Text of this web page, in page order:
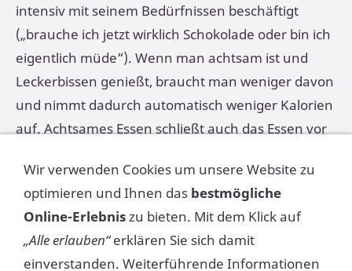
intensiv mit seinem Bedürfnissen beschäftigt
(„brauche ich jetzt wirklich Schokolade oder bin ich
eigentlich müde“). Wenn man achtsam ist und
Leckerbissen genießt, braucht man weniger davon
und nimmt dadurch automatisch weniger Kalorien
auf. Achtsames Essen schließt auch das Essen vor
werden viele Kalorien eingespart, einfach in dem
man den Essplatz wechselt.
Mehr über entspanntes und erfolgreiches
Wir verwenden Cookies um unsere Website zu
optimieren und Ihnen das bestmögliche
Online-Erlebniszu bieten. Mit dem Klick auf
„Alle erlauben“erklären Sie sich damit
einverstanden. Weiterführende Informationen